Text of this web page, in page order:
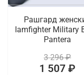
Рашгард
Iamfighter Military
Pantera
3 296 ₽
1 507 ₽